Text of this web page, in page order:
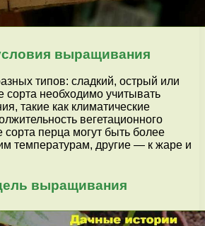
выращивания
типов: сладкий, острый или
сорта необходимо учитывать
такие как климатические
вегетационного
перца могут быть более
температурам, другие — к жаре и
выращивания